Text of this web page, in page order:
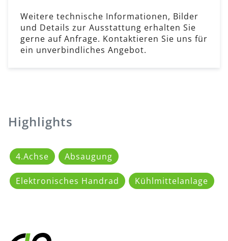
Weitere technische Informationen, Bilder
und Details zur Ausstattung erhalten Sie
gerne auf Anfrage. Kontaktieren Sie uns für
ein unverbindliches Angebot.
Highlights
4.Achse Absaugung
Elektronisches Handrad Kühlmittelanlage